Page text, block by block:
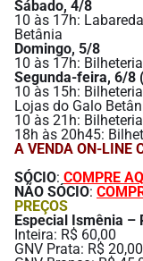
Sábado, 4/8
10 às 17h:
Betânia
Domingo, 5/8
10 às 17h:
Segunda-feira, 6/8
10 às 15h:
Lojas do Galo
10 às 21h:
18h às 20h45:
A VENDA ON-LINE
SÓCIO: COMPRE
NÃO SÓCIO:
PREÇOS
Especial Ismênia –
Inteira: R$ 60,00
GNV Prata: R$ 20,00